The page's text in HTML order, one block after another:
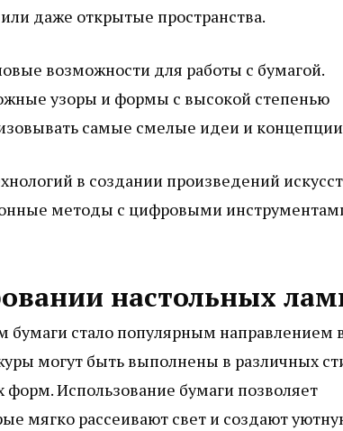
даже открытые пространства.
возможности для работы с бумагой.
узоры и формы с высокой степенью
самые смелые идеи и
в создании произведений
методы с цифровыми
настольных
бумаги стало популярным направлением
могут быть выполнены в различных
Использование бумаги позволяет
мягко рассеивают свет и создают